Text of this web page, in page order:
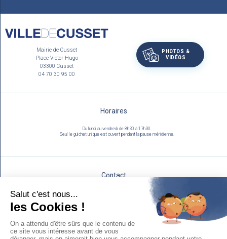
Mairie de Cusset
Place Victor-Hugo
03300 Cusset
04 70 30 95 00
PHOTOS &
VIDÉOS
Horaires
Du lundi au vendredi de 8h30 à 17h30.
Seul le guichet unique est ouvert pendant la pause méridienne.
Contact